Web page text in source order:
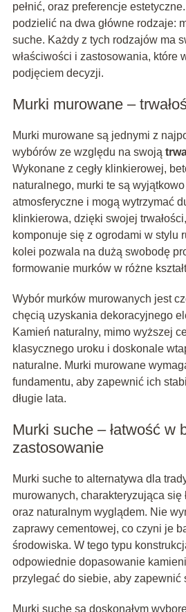
pełnić, oraz preferencje
podzielić na dwa główne rodzaje:
suche. Każdy z tych rodzajów ma
właściwości i zastosowania, które
podjęciem decyzji.
Murki murowane –
Murki murowane są jednymi z
wybórów ze względu na swoją
Wykonane z cegły klinkierowej,
naturalnego, murki te są
atmosferyczne i mogą wytrzymać
klinkierowa, dzięki swojej
komponuje się z ogrodami w stylu
kolei pozwala na dużą swobodę
formowanie murków w różne
Wybór murków murowanych jest
chęcią uzyskania dekoracyjnego
Kamień naturalny, mimo wyższej
klasycznego uroku i doskonale
naturalne. Murki murowane
fundamentu, aby zapewnić ich
długie lata.
Murki suche – łatwość w
zastosowanie
Murki suche to alternatywa dla
murowanych, charakteryzująca się
oraz naturalnym wyglądem. Nie
zaprawy cementowej, co czyni je
środowiska. W tego typu
odpowiednie dopasowanie
przylegać do siebie, aby zapewnić
Murki suche są doskonałym